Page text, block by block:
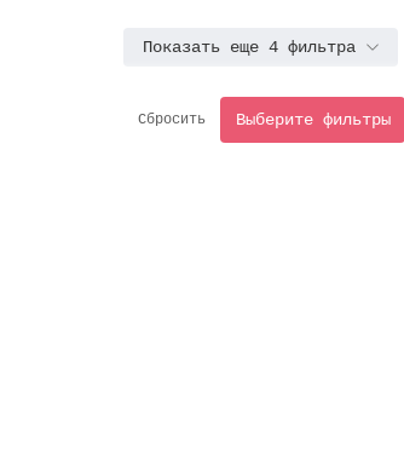
Показать еще 4 фильтра
Сбросить Выберите фильтры